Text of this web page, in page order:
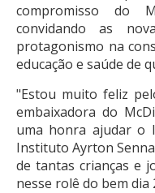
compromisso do
convidando as
protagonismo na
educação e saúde de
"Estou muito feliz
embaixadora do
uma honra ajudar o
Instituto Ayrton
de tantas crianças e
nesse rolê do bem dia